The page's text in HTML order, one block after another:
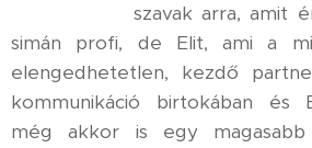
szavak arra, amit
simán profi, de Elit, ami a
elengedhetetlen, kezdő
kommunikáció birtokában és
még akkor is egy magasabb